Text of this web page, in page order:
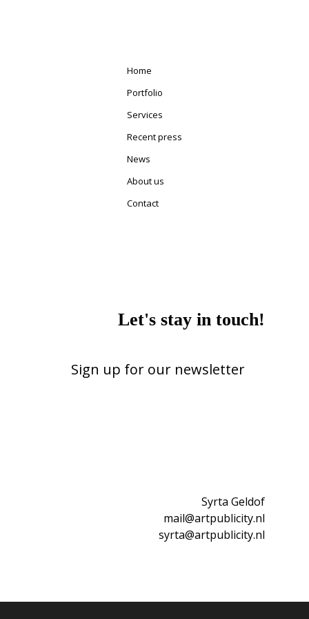
Home
Portfolio
Services
Recent press
News
About us
Contact
Let's stay in touch!
Sign up for our newsletter
Syrta Geldof
mail@artpublicity.nl
syrta@artpublicity.nl